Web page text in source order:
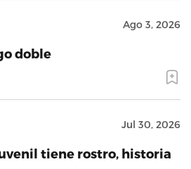
Ago 3, 2026
doble
Jul 30, 2026
tiene rostro, historia